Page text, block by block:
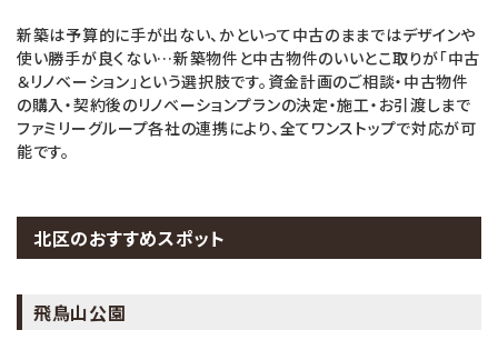
新築は予算的に手が出ない、かといって中古のままではデザインや
使い勝手が良くない…新築物件と中古物件のいいとこ取りが「中古
＆リノベーション」という選択肢です。資金計画のご相談・中古物件
の購入・契約後のリノベーションプランの決定・施工・お引渡しまで
ファミリーグループ各社の連携により、全てワンストップで対応が可
能です。
北区のおすすめスポット
飛鳥山公園